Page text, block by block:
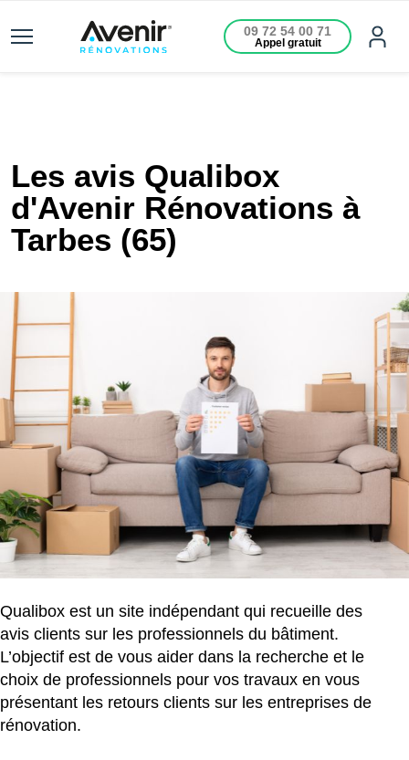
09 72 54 00 71
Appel gratuit
Les avis Qualibox
d'Avenir Rénovations à
Tarbes (65)
Qualibox est un site indépendant qui recueille des
avis clients sur les professionnels du bâtiment.
L’objectif est de vous aider dans la recherche et le
choix de professionnels pour vos travaux en vous
présentant les retours clients sur les entreprises de
rénovation.